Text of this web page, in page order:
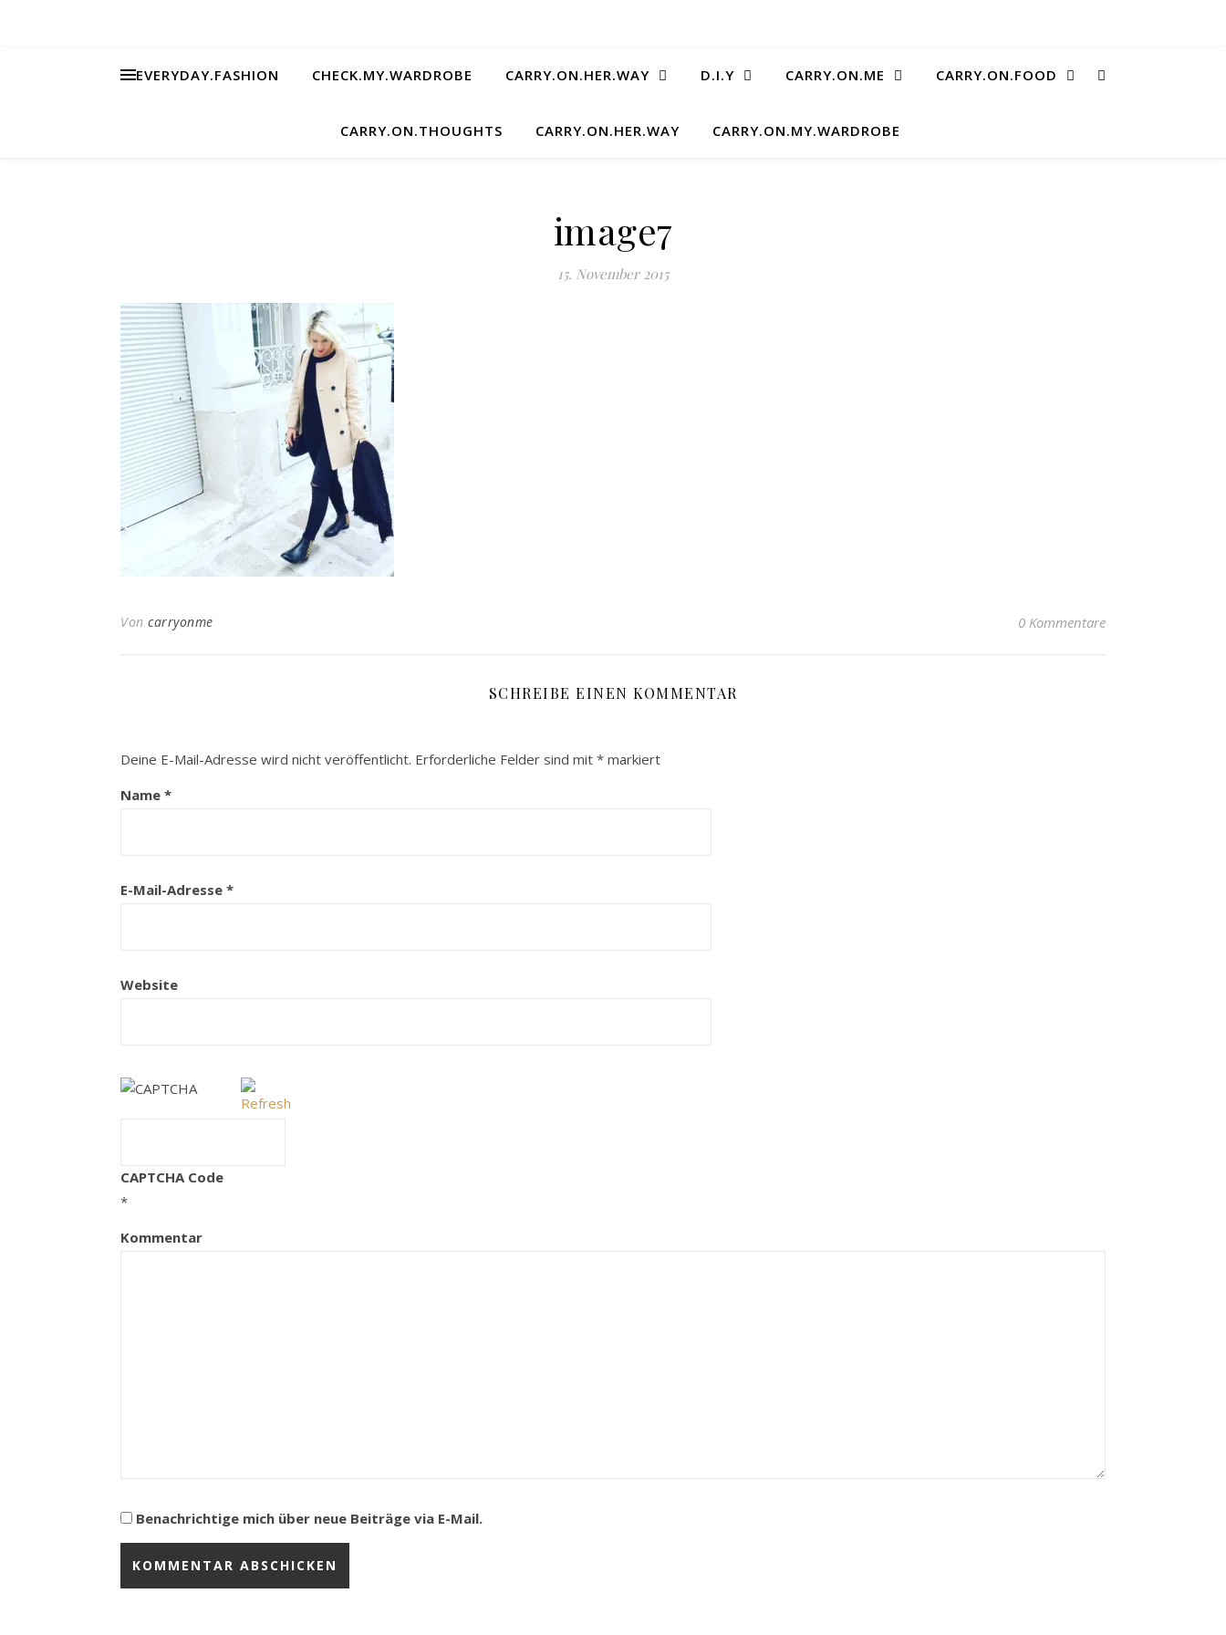
EVERYDAY.FASHION CHECK.MY.WARDROBE CARRY.ON.HER.WAY D.I.Y CARRY.ON.ME CARRY.ON.FOOD
CARRY.ON.THOUGHTS CARRY.ON.HER.WAY CARRY.ON.MY.WARDROBE
image7
15. November 2015
Von carryonme 0 Kommentare
SCHREIBE EINEN KOMMENTAR
Deine E-Mail-Adresse wird nicht veröffentlicht. Erforderliche Felder sind mit * markiert
Name *
E-Mail-Adresse *
Website
CAPTCHA Code
*
Kommentar
Benachrichtige mich über neue Beiträge via E-Mail.